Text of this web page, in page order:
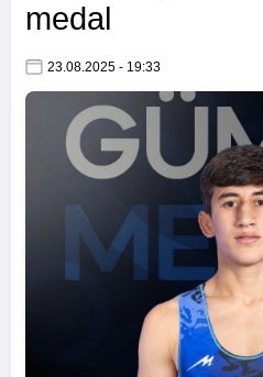
medal
23.08.2025 - 19:33